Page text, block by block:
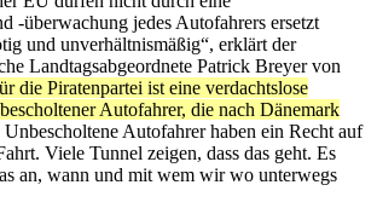
-überwachung jedes Autofahrers ersetzt
und unverhältnismäßig“, erklärt der
Landtagsabgeordnete Patrick Breyer von
die Piratenpartei ist eine verdachtslose
Autofahrer, die nach Dänemark
Unbescholtene Autofahrer haben ein Recht auf
Viele Tunnel zeigen, dass das geht. Es
an, wann und mit wem wir wo unterwegs